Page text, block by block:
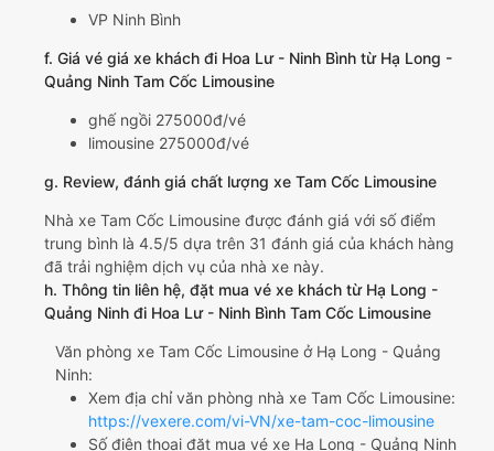
VP Ninh Bình
f. Giá vé giá xe khách đi Hoa Lư - Ninh Bình từ Hạ Long -
Quảng Ninh Tam Cốc Limousine
ghế ngồi 275000đ/vé
limousine 275000đ/vé
g. Review, đánh giá chất lượng xe Tam Cốc Limousine
Nhà xe Tam Cốc Limousine được đánh giá với số điểm
trung bình là 4.5/5 dựa trên 31 đánh giá của khách hàng
đã trải nghiệm dịch vụ của nhà xe này.
h. Thông tin liên hệ, đặt mua vé xe khách từ Hạ Long -
Quảng Ninh đi Hoa Lư - Ninh Bình Tam Cốc Limousine
Văn phòng xe Tam Cốc Limousine ở Hạ Long - Quảng
Ninh:
Xem địa chỉ văn phòng nhà xe Tam Cốc Limousine:
https://vexere.com/vi-VN/xe-tam-coc-limousine
Số điện thoại đặt mua vé xe Hạ Long - Quảng Ninh